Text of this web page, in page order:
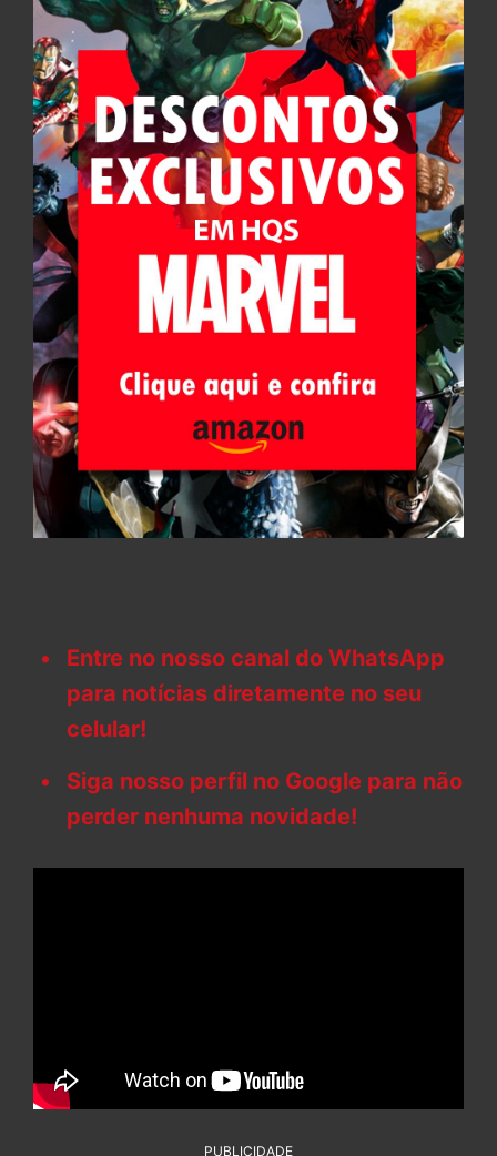
Entre no nosso canal do WhatsApp
para notícias diretamente no seu
celular!
Siga nosso perfil no Google para não
perder nenhuma novidade!
PUBLICIDADE